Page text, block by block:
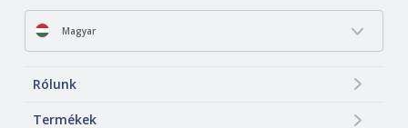
Magyar
Rólunk
Termékek